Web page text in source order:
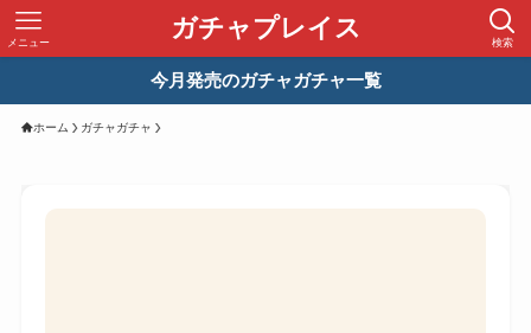
ガチャプレイス 検索
メニュー
今月発売のガチャガチャ一覧
ホーム ガチャガチャ